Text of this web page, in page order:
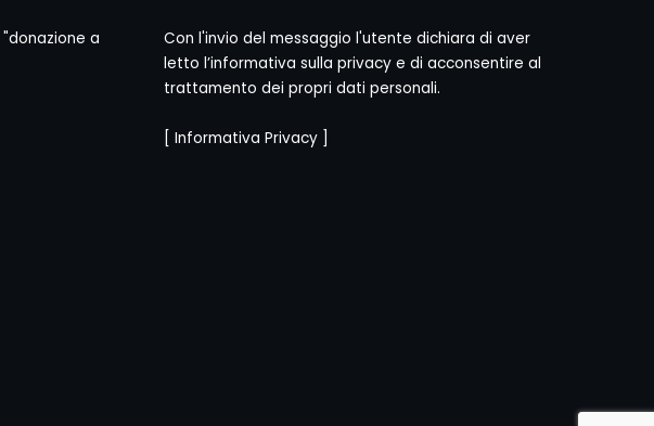
a
Con l'invio del messaggio l'utente dichiara di aver
letto l’informativa sulla privacy e di acconsentire al
trattamento dei propri dati personali.
[ Informativa Privacy]